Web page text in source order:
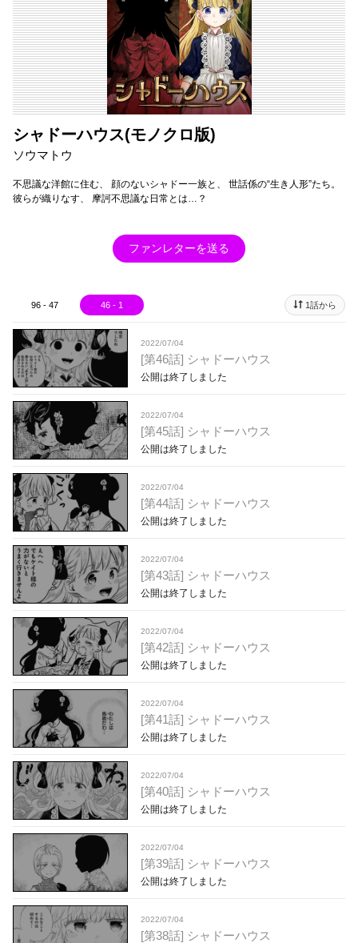
シャドーハウス(モノクロ版)
ソウマトウ
不思議な洋館に住む、 顔のないシャドー一族と、 世話係の“生き人形”たち。
彼らが織りなす、 摩訶不思議な日常とは…？
ファンレターを送る
96 - 47 46 - 1 1話から
2022/07/04
[第46話] シャドーハウス
公開は終了しました
2022/07/04
[第45話] シャドーハウス
公開は終了しました
2022/07/04
[第44話] シャドーハウス
公開は終了しました
2022/07/04
[第43話] シャドーハウス
公開は終了しました
2022/07/04
[第42話] シャドーハウス
公開は終了しました
2022/07/04
[第41話] シャドーハウス
公開は終了しました
2022/07/04
[第40話] シャドーハウス
公開は終了しました
2022/07/04
[第39話] シャドーハウス
公開は終了しました
2022/07/04
[第38話] シャドーハウス